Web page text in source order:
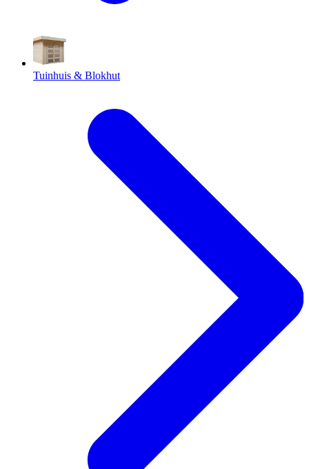
Tuinhuis & Blokhut